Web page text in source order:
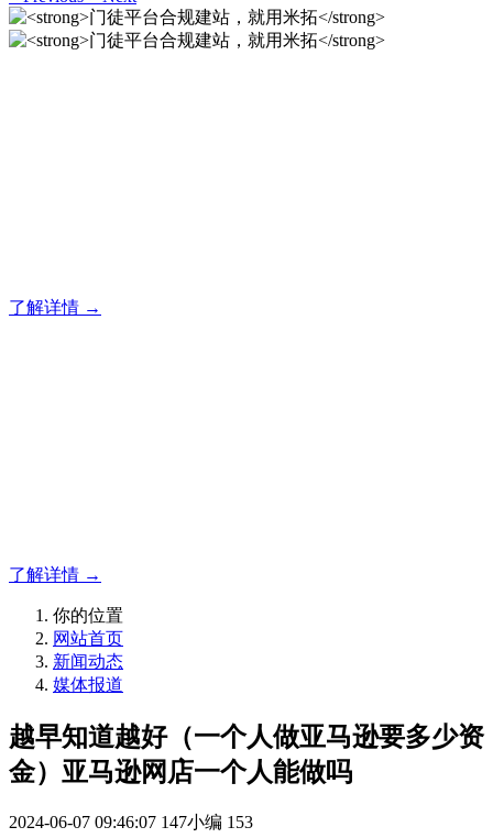
了解详情 →
了解详情 →
你的位置
网站首页
新闻动态
媒体报道
越早知道越好（一个人做亚马逊要多少资
金）亚马逊网店一个人能做吗
2024-06-07 09:46:07 147小编 153